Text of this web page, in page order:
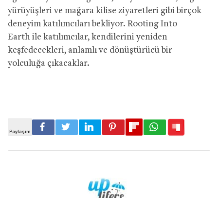
yürüyüşleri ve mağara kilise ziyaretleri gibi birçok
deneyim katılımcıları bekliyor. Rooting Into
Earth ile katılımcılar, kendilerini yeniden
keşfedecekleri, anlamlı ve dönüştürücü bir
yolculuğa çıkacaklar.